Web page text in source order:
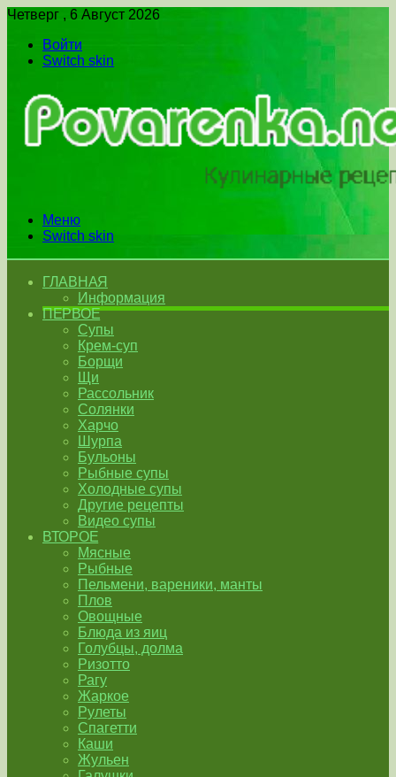
Четверг , 6 Август 2026
Войти
Switch skin
Меню
Switch skin
ГЛАВНАЯ
Информация
ПЕРВОЕ
Супы
Крем-суп
Борщи
Щи
Рассольник
Солянки
Харчо
Шурпа
Бульоны
Рыбные супы
Холодные супы
Другие рецепты
Видео супы
ВТОРОЕ
Мясные
Рыбные
Пельмени, вареники, манты
Плов
Овощные
Блюда из яиц
Голубцы, долма
Ризотто
Рагу
Жаркое
Рулеты
Спагетти
Каши
Жульен